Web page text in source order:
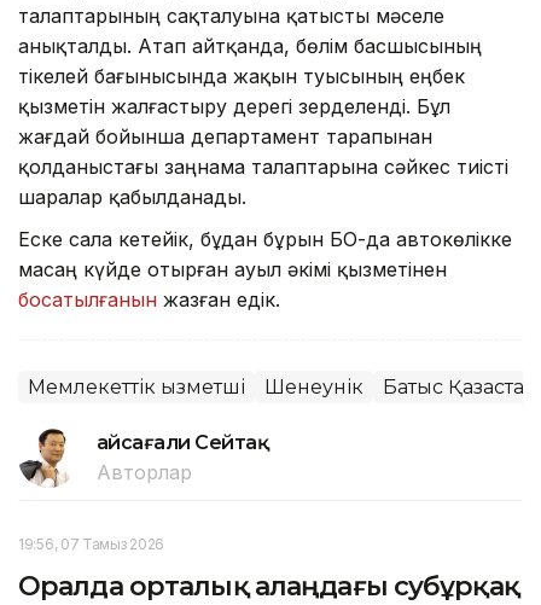
талаптарының сақталуына қатысты мәселе
анықталды. Атап айтқанда, бөлім басшысының
тікелей бағынысында жақын туысының еңбек
қызметін жалғастыру дерегі зерделенді. Бұл
жағдай бойынша департамент тарапынан
қолданыстағы заңнама талаптарына сәйкес тиісті
шаралар қабылданады.
Еске сала кетейік, бұдан бұрын БҚО-да автокөлікке
масаң күйде отырған ауыл әкімі қызметінен
босатылғанын жазған едік.
Мемлекеттік қызметші Шенеунік Батыс
Ғайсағали Сейтақ
Авторлар
19:56, 07 Тамыз 2026
Оралда орталық алаңдағы субұрқақ